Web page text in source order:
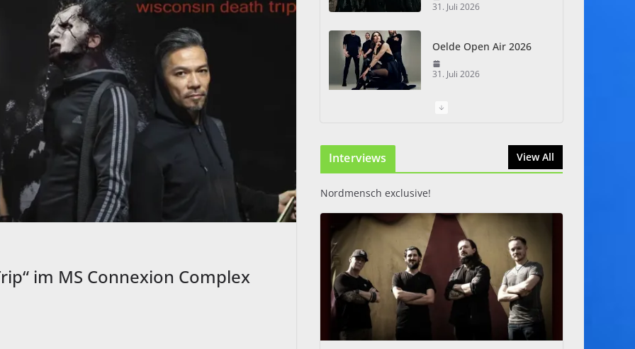
im MS Connexion Complex
31. Juli 2026
Oelde Open Air 2026
31. Juli 2026
I Prevail – Violent
Interviews View All
Nordmensch exclusive!